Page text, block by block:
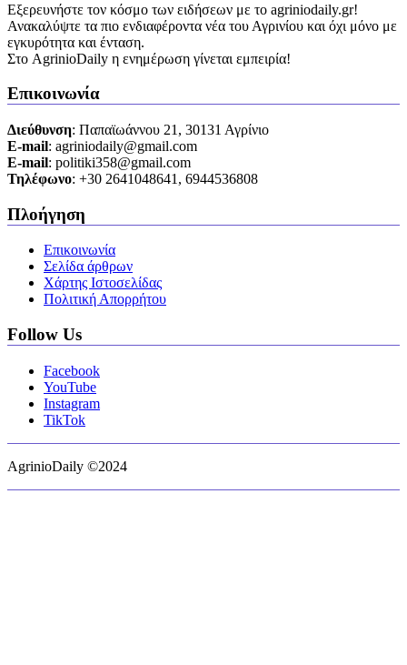
Εξερευνήστε τον κόσμο των ειδήσεων με το agriniodaily.gr!
Ανακαλύψτε τα πιο ενδιαφέροντα νέα του Αγρινίου και όχι μόνο με
εγκυρότητα και ένταση.
Στο AgrinioDaily η ενημέρωση γίνεται εμπειρία!
Επικοινωνία
Διεύθυνση: Παπαϊωάννου 21, 30131 Αγρίνιο
Ε-mail: agriniodaily@gmail.com
Ε-mail: politiki358@gmail.com
Τηλέφωνο: +30 2641048641, 6944536808
Πλοήγηση
Επικοινωνία
Σελίδα άρθρων
Χάρτης Ιστοσελίδας
Πολιτική Απορρήτου
Follow Us
Facebook
YouTube
Instagram
TikTok
AgrinioDaily ©2024